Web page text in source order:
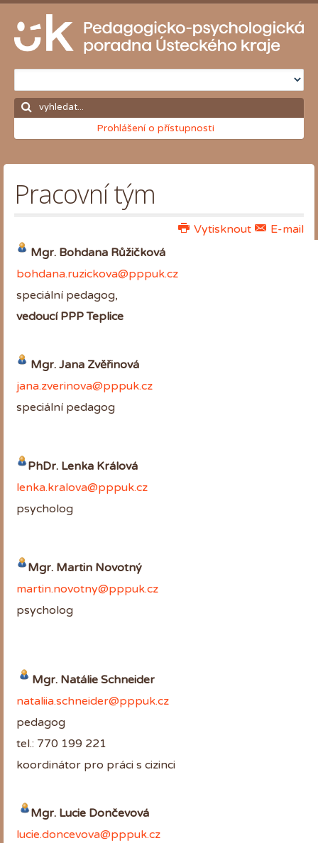
Prohlášení o přístupnosti
Pracovní tým
E-mail
Vytisknout
Mgr. Bohdana Růžičková
bohdana.ruzickova@pppuk.cz
speciální pedagog,
vedoucí PPP Teplice
Mgr. Jana Zvěřinová
jana.zverinova@pppuk.cz
speciální pedagog
PhDr. Lenka Králová
lenka.kralova@pppuk.cz
psycholog
Mgr. Martin Novotný
martin.novotny@pppuk.cz
psycholog
Mgr. Natálie Schneider
nataliia.schneider@pppuk.cz
pedagog
tel.: 770 199 221
koordinátor pro práci s cizinci
Mgr. Lucie Dončevová
lucie.doncevova@pppuk.cz